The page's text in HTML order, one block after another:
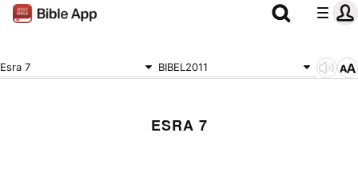
Esra 7 BIBEL2011
ESRA 7